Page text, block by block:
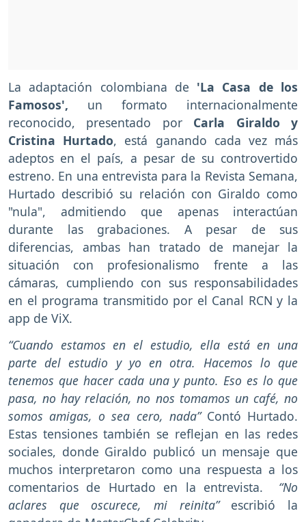
La adaptación colombiana de 'La Casa de los
Famosos', un formato internacionalmente
reconocido, presentado por Carla Giraldo y
Cristina Hurtado, está ganando cada vez más
adeptos en el país, a pesar de su controvertido
estreno. En una entrevista para la Revista Semana,
Hurtado describió su relación con Giraldo como
"nula", admitiendo que apenas interactúan
durante las grabaciones. A pesar de sus
diferencias, ambas han tratado de manejar la
situación con profesionalismo frente a las
cámaras, cumpliendo con sus responsabilidades
en el programa transmitido por el Canal RCN y la
app de ViX.
“Cuando estamos en el estudio, ella está en una
parte del estudio y yo en otra. Hacemos lo que
tenemos que hacer cada una y punto. Eso es lo que
pasa, no hay relación, no nos tomamos un café, no
somos amigas, o sea cero, nada” Contó Hurtado.
Estas tensiones también se reflejan en las redes
sociales, donde Giraldo publicó un mensaje que
muchos interpretaron como una respuesta a los
comentarios de Hurtado en la entrevista. “No
aclares que oscurece, mi reinita”escribió la